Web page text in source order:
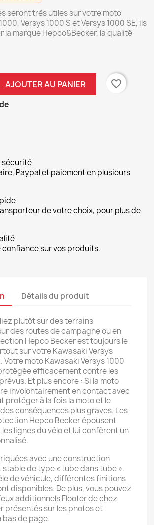
seront très utiles sur votre moto
Versys 1000 S et Versys 1000 SE, ils
la marque Hepco&Becker, la qualité
AJOUTER AU PANIER
favorite_border
sécurité
Paypal et paiement en plusieurs
de votre choix, pour plus de
confiance sur vos produits.
Détails du produit
plutôt sur des terrains
des routes de campagne ou en
Hepco Becker est toujours le
sur votre Kawasaki Versys
Votre moto Kawasaki Versys 1000
efficacement contre les
Et plus encore : Si la moto
involontairement en contact avec
protéger à la fois la moto et le
conséquences plus graves. Les
Hepco Becker épousent
lignes du vélo et lui confèrent un
avec une construction
de type « tube dans tube ».
de véhicule, différentes finitions
disponibles. De plus, vous pouvez
additionnels Flooter de chez
présentés sur les photos et
bas de page.